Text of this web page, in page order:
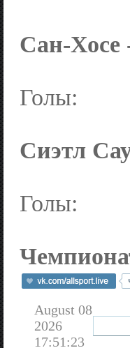
Сан-Хосе
Голы:
Сиэтл
Голы:
August 08
2026
17:51:23